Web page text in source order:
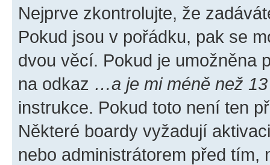
Nejprve zkontrolujte, že
Pokud jsou v pořádku, pak se
dvou věcí. Pokud je umožněna
na odkaz …a je mi méně než
instrukce. Pokud toto není ten
Některé boardy vyžadují
nebo administrátorem před tím,